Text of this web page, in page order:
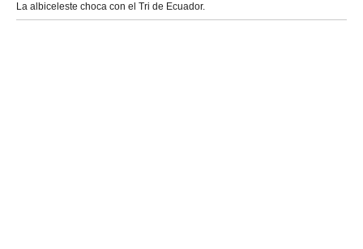
La albiceleste choca con el Tri de Ecuador.